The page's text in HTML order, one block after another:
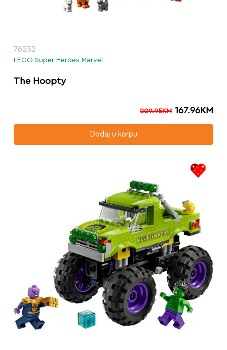
76232
LEGO Super Heroes Marvel
The Hoopty
209.95KM 167.96KM
Dodaj u korpu